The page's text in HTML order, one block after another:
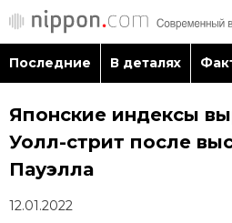
Последние
Последние В деталях
Японские индексы
Уолл-стрит после
Пауэлла
12.01.2022